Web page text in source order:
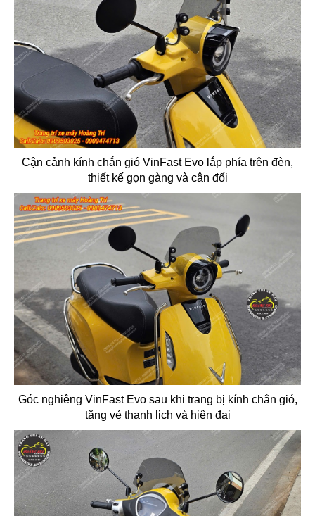
Cận cảnh kính chắn gió VinFast Evo lắp phía trên đèn,
thiết kế gọn gàng và cân đối
Góc nghiêng VinFast Evo sau khi trang bị kính chắn gió,
tăng vẻ thanh lịch và hiện đại